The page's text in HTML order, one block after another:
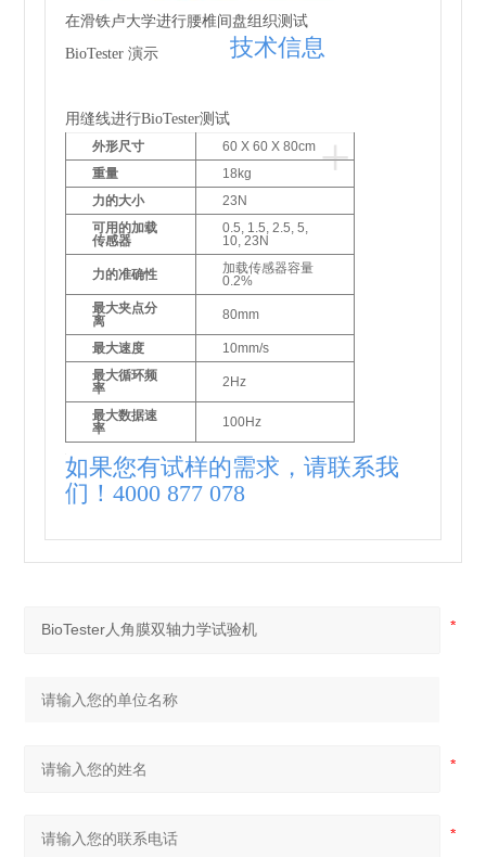
在滑铁卢大学进行腰椎间盘组织测试
BioTester 演示
用缝线进行BioTester测试
技术信息
+
外形尺寸
60 X 60 X 80cm
重量
18kg
力的大小
23N
可用的加载
传感器
0.5, 1.5, 2.5, 5,
10, 23N
力的准确性
加载传感器容量
0.2%
最大夹点分
离
80mm
最大速度
10mm/s
最大循环频
率
2Hz
最大数据速
率
100Hz
D
r
a
i
如果您有试样的需求，请联系我
们！4000 877 078